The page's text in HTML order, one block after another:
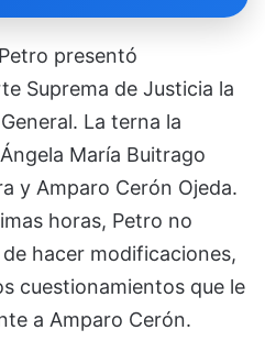
presentó
Suprema de Justicia la
La terna la
María Buitrago
y Amparo Cerón Ojeda.
horas, Petro no
hacer modificaciones,
cuestionamientos que le
a Amparo Cerón.